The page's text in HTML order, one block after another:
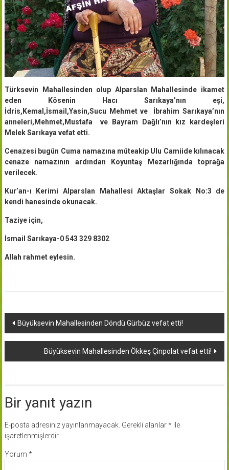
Türksevin Mahallesinden olup Alparslan Mahallesinde ikamet
eden Kösenin Hacı Sarıkaya’nın eşi,
İdris,Kemal,İsmail,Yasin,Sucu Mehmet ve İbrahim Sarıkaya’nın
anneleri,Mehmet,Mustafa ve Bayram Dağlı’nın kız kardeşleri
Melek Sarıkaya vefat etti.
Cenazesi bugün Cuma namazına müteakip Ulu Camiide kılınacak
cenaze namazının ardından Koyuntaş Mezarlığında toprağa
verilecek.
Kur’an-ı Kerimi Alparslan Mahallesi Aktaşlar Sokak No:3 de
kendi hanesinde okunacak.
Taziye için,
İsmail Sarıkaya-0 543 329 8302
Allah rahmet eylesin.
Yazı
dolaşımı
Büyüksevin Mahallesinden Döndü Gürbüz vefat etti!
Büyüksevin Mahallesinden Ökkeş Çinpolat vefat etti!
Bir yanıt yazın
E-posta adresiniz yayınlanmayacak. Gerekli alanlar*ile
işaretlenmişlerdir
Yorum *